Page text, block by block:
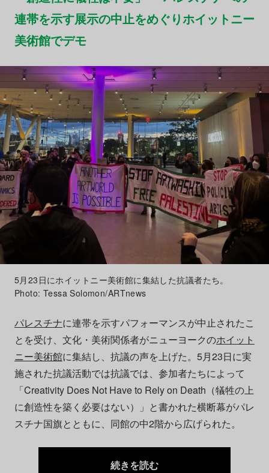
連帯を示す展示の中止をめぐりホイットニー
美術館でデモ
5月23日にホイットニー美術館に集結した抗議者たち。
Photo: Tessa Solomon/ARTnews
パレスチナに連帯を示すパフォーマンスが中止されたこ
とを受け、文化・美術関係者がニューヨークのホイット
ニー美術館に集結し、抗議の声を上げた。5月23日に実
施された抗議活動では抗議では、参加者たちによって
「Creativity Does Not Have to Rely on Death（犠牲の上
に創造性を築く必要はない）」と書かれた横断幕がパレ
スチナ国旗とともに、同館の中2階から広げられた。
続きを読む